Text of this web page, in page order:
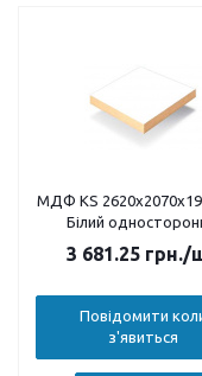
МДФ KS
Білий
3 681.25 грн./
Повідомити
з'явиться